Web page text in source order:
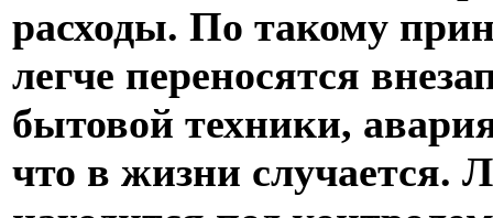
расходы. По такому
легче переносятся
бытовой техники,
что в жизни случается.